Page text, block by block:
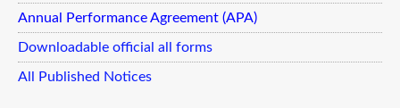
Annual Performance Agreement (APA)
Downloadable official all forms
All Published Notices